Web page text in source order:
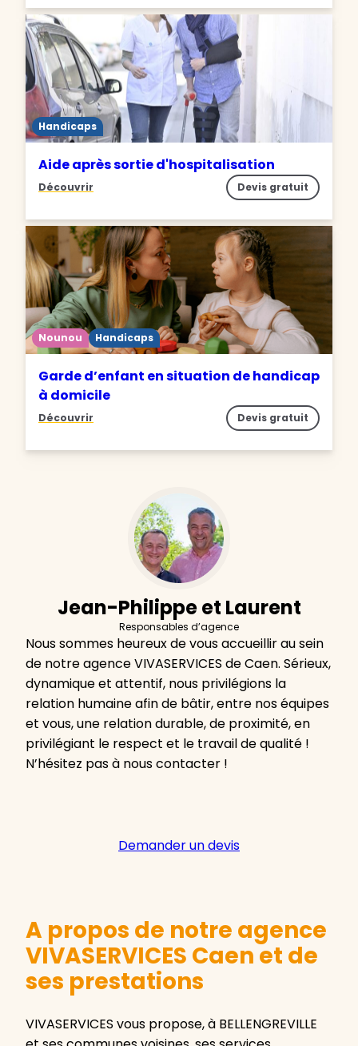
Handicaps
Aide après sortie d'hospitalisation
Découvrir Devis gratuit
Nounou Handicaps
Garde d’enfant en situation de handicap
à domicile
Découvrir Devis gratuit
Jean-Philippe et Laurent
Responsables d’agence
Nous sommes heureux de vous accueillir au sein
de notre agence VIVASERVICES de Caen. Sérieux,
dynamique et attentif, nous privilégions la
relation humaine afin de bâtir, entre nos équipes
et vous, une relation durable, de proximité, en
privilégiant le respect et le travail de qualité !
N’hésitez pas à nous contacter !
Demander un devis
A propos de notre agence
VIVASERVICES Caen et de
ses prestations
VIVASERVICES vous propose, à BELLENGREVILLE